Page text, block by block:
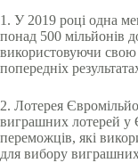
1. У 2019 році одна
понад 500 мільйонів
використовуючи свою
попередніх
2. Лотерея
виграшних лотерей у
переможців, які
для вибору